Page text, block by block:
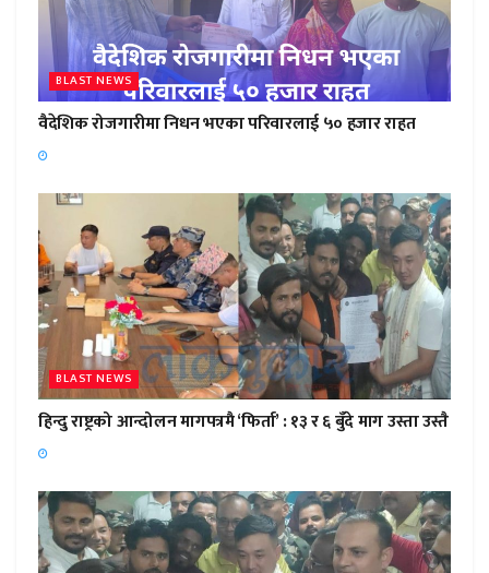
BLAST NEWS
वैदेशिक रोजगारीमा निधन भएका परिवारलाई ५० हजार राहत
BLAST NEWS
हिन्दु राष्ट्रको आन्दोलन मागपत्रमै ‘फिर्ता’ : १३ र ६ बुँदे माग उस्ता उस्तै